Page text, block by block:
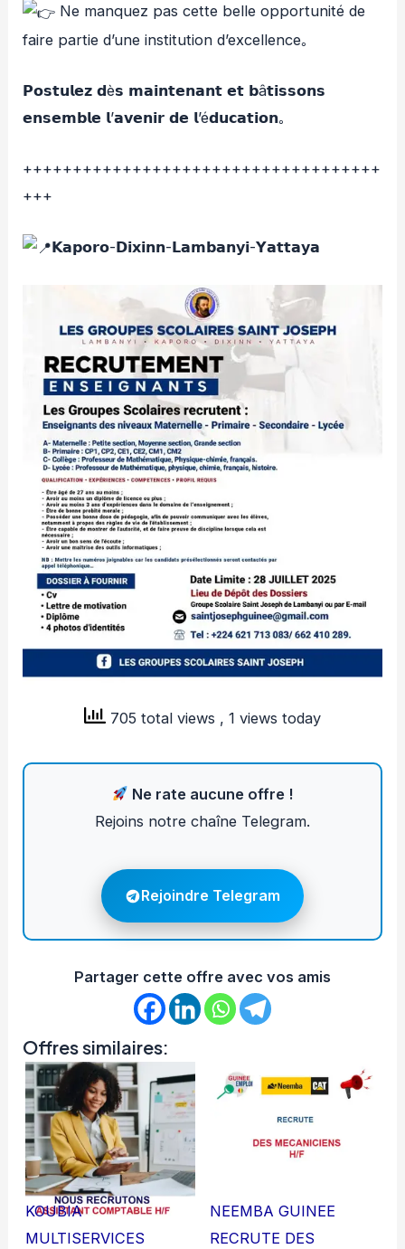
Ne manquez pas cette belle opportunité de
faire partie d’une institution d’excellence｡
𝗣𝗼𝘀𝘁𝘂𝗹𝗲𝘇 𝗱è𝘀 𝗺𝗮𝗶𝗻𝘁𝗲𝗻𝗮𝗻𝘁 𝗲𝘁 𝗯â𝘁𝗶𝘀𝘀𝗼𝗻𝘀
𝗲𝗻𝘀𝗲𝗺𝗯𝗹𝗲 𝗹’𝗮𝘃𝗲𝗻𝗶𝗿 𝗱𝗲 𝗹’é𝗱𝘂𝗰𝗮𝘁𝗶𝗼𝗻｡
++++++++++++++++++++++++++++++++++++
+++
𝗞𝗮𝗽𝗼𝗿𝗼-𝗗𝗶𝘅𝗶𝗻𝗻-𝗟𝗮𝗺𝗯𝗮𝗻𝘆𝗶-𝗬𝗮𝘁𝘁𝗮𝘆𝗮
705 total views , 1 views today
Ne rate aucune offre !
Rejoins notre chaîne Telegram.
Rejoindre Telegram
Partager cette offre avec vos amis
Offres similaires:
KOUBIA
MULTISERVICES
NEEMBA GUINEE
RECRUTE DES